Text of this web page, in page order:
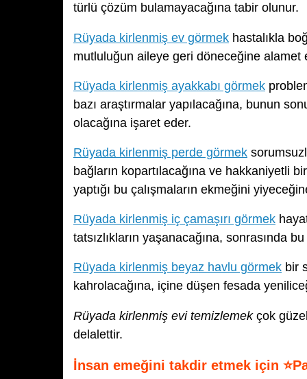
türlü çözüm bulamayacağına tabir olunur.
Rüyada kirlenmiş ev görmek hastalıkla
mutluluğun aileye geri döneceğine alamet
Rüyada kirlenmiş ayakkabı görmek
bazı araştırmalar yapılacağına, bunun
olacağına işaret eder.
Rüyada kirlenmiş perde görmek
bağların kopartılacağına ve hakkaniyetli
yaptığı bu çalışmaların ekmeğini
Rüyada kirlenmiş iç çamaşırı görmek
tatsızlıkların yaşanacağına, sonrasında
Rüyada kirlenmiş beyaz havlu görmek bir
kahrolacağına, içine düşen fesada
Rüyada kirlenmiş evi temizlemekçok
delalettir.
İnsan emeğini takdir etmek için